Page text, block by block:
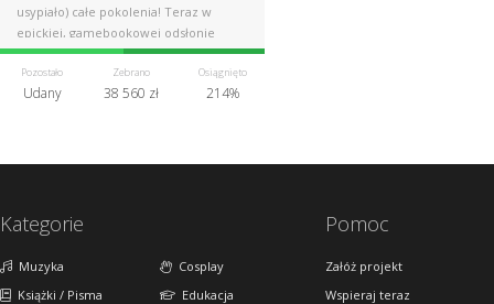
usypiało) całe pokolenia! Teraz w
epickiej, gamebookowej odsłonie
Pozostało
Udany
Zebrano
38 560 zł
Osiągnięto
214%
Kategorie
Muzyka
Książki / Pisma
Cosplay
Edukacja
Pomoc
Załóż projekt
Wspieraj teraz